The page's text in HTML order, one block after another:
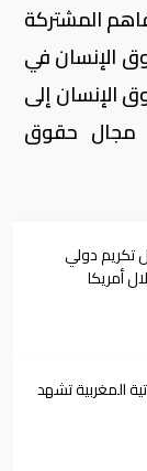
المشتركة
الإنسان في
الإنسان إلى
مجال حقوق
تكريم دولي
المغربية تشهد